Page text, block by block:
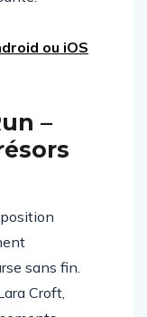
ou iOS
–
sans fin.
Croft,